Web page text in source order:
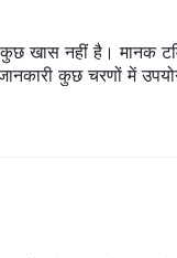
खास नहीं है। मानक
कुछ चरणों में